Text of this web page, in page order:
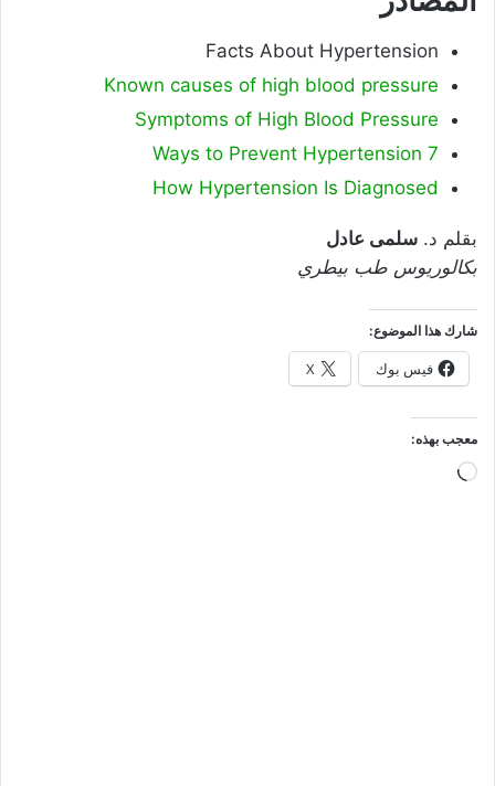
Facts About Hypertension
Known causes of high blood pressure
Symptoms of High Blood Pressure
7 Ways to Prevent Hypertension
How Hypertension Is Diagnosed
بقلم د. سلمى عادل
بكالوريوس طب بيطري
شارك هذا الموضوع:
فيس بوك X
معجب بهذه:
جاري